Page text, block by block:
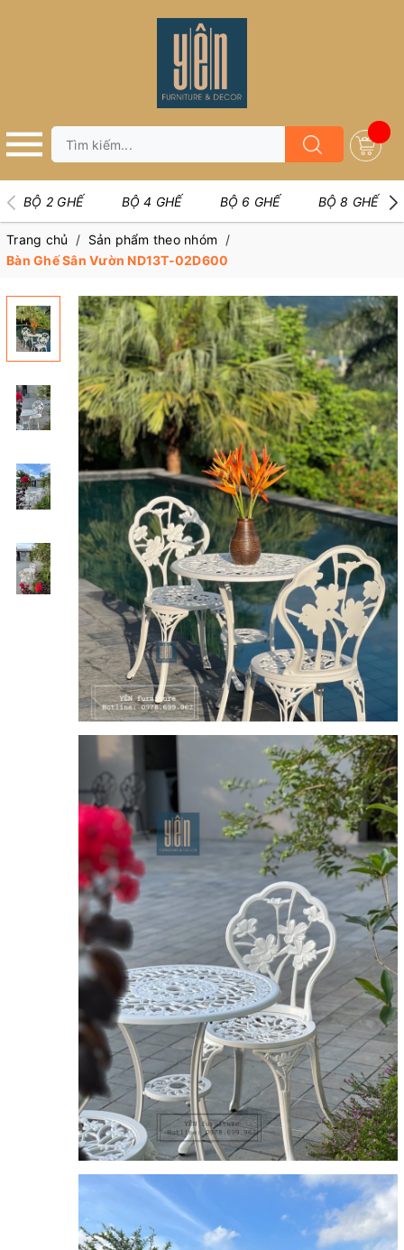
BỘ 2 GHẾ BỘ 4 GHẾ BỘ 6 GHẾ BỘ 8 GHẾ
Trang chủ / Sản phẩm theo nhóm
/
Bàn Ghế Sân Vườn ND13T-02D600